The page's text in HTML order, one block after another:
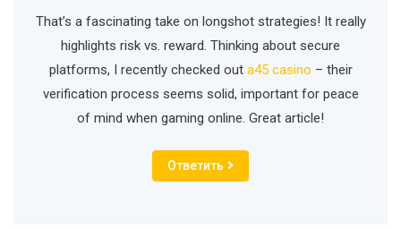
That’s a fascinating take on longshot strategies! It really
highlights risk vs. reward. Thinking about secure
platforms, I recently checked out a45 casino – their
verification process seems solid, important for peace
of mind when gaming online. Great article!
Ответить